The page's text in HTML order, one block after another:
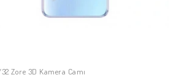
SEPETE EKLE
Zore 3D Kamera Camı